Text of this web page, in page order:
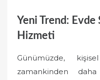
Yeni Trend: Evde
Hizmeti
Günümüzde,
zamankinden